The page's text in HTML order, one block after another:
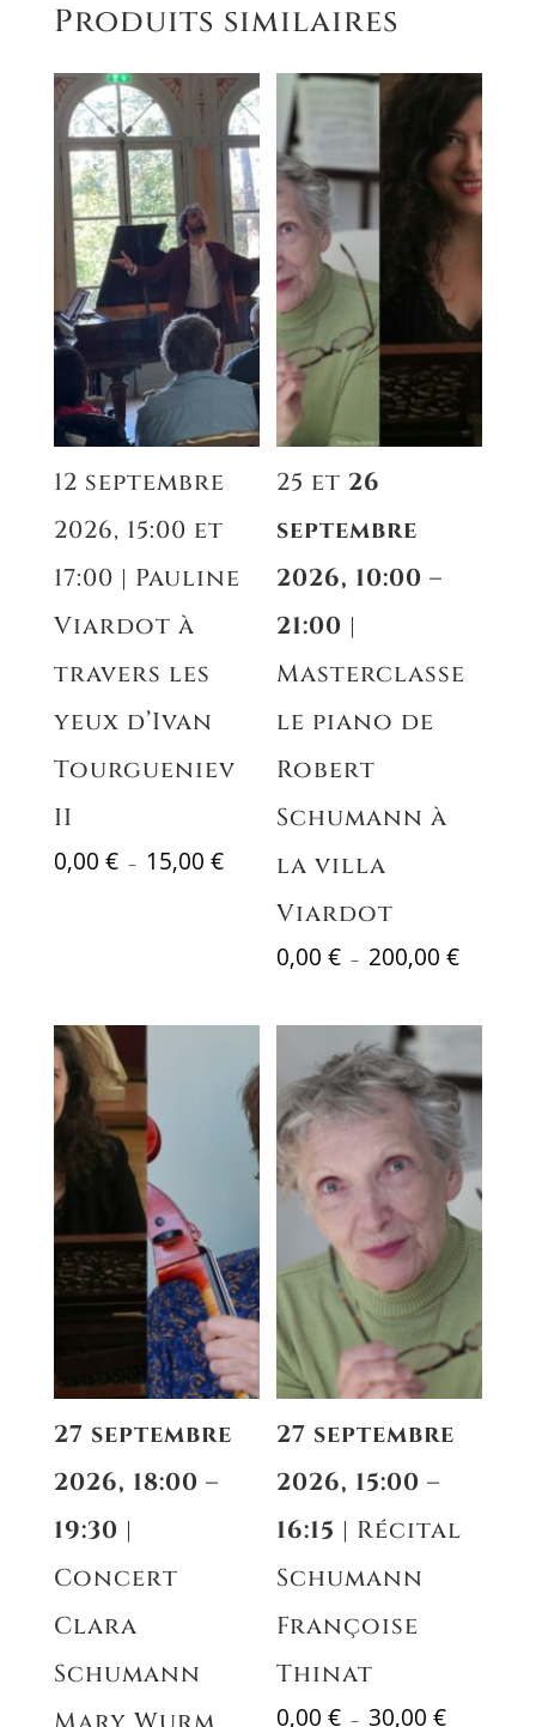
Produits similaires
12 septembre
2026, 15:00 et
17:00 | Pauline
Viardot à
travers les
yeux d’Ivan
Tourgueniev
II
0,00 € – 15,00 €Plage
25 et 26
septembre
2026, 10:00 –
21:00 |
Masterclasse
le piano de
Robert
Schumann à
la villa
Viardot
0,00€ – 200,00€Plage
0,00 €
200,00 €
27 septembre
2026, 18:00 –
19:30 |
Concert
Clara
Schumann
27 septembre
2026, 15:00 –
16:15 | Récital
Schumann
Françoise
Thinat
0,00€ – 30,00€Plage